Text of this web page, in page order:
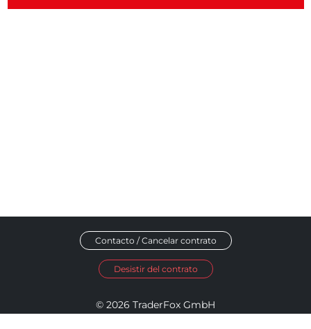
Contacto / Cancelar contrato
Desistir del contrato
© 2026 TraderFox GmbH